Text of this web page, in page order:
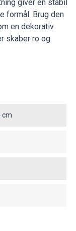
giver en stabil
formål. Brug den
en dekorativ
skaber ro og
cm